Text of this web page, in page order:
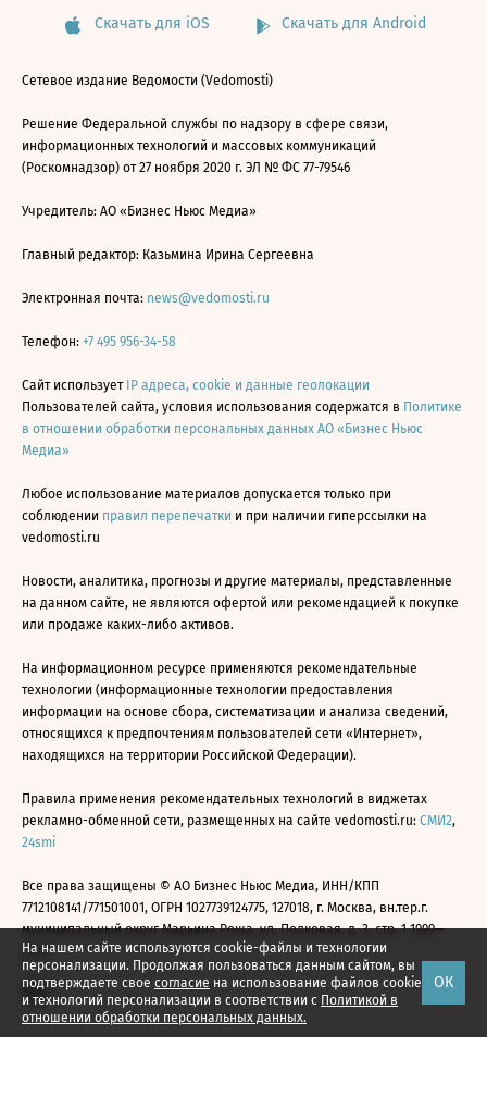
На нашем сайте используются cookie-файлы и технологии
персонализации. Продолжая пользоваться данным сайтом, вы
подтверждаете свое согласие на использование файлов cookie
и технологий персонализации в соответствии с Политикой в
отношении обработки персональных данных.
ОК
Скачать для iOS Скачать для Android
Сетевое издание Ведомости (Vedomosti)
Решение Федеральной службы по надзору в сфере связи,
информационных технологий и массовых коммуникаций
(Роскомнадзор) от 27 ноября 2020 г. ЭЛ № ФС 77-79546
Учредитель: АО «Бизнес Ньюс Медиа»
Главный редактор: Казьмина Ирина Сергеевна
Электронная почта: news@vedomosti.ru
Телефон: +7 495 956-34-58
Сайт использует IP адреса, cookie и данные геолокации
Пользователей сайта, условия использования содержатся в Политике
в отношении обработки персональных данных АО «Бизнес Ньюс
Медиа»
Любое использование материалов допускается только при
соблюдении правил перепечатки и при наличии гиперссылки на
vedomosti.ru
Новости, аналитика, прогнозы и другие материалы, представленные
на данном сайте, не являются офертой или рекомендацией к покупке
или продаже каких-либо активов.
На информационном ресурсе применяются рекомендательные
технологии (информационные технологии предоставления
информации на основе сбора, систематизации и анализа сведений,
относящихся к предпочтениям пользователей сети «Интернет»,
находящихся на территории Российской Федерации).
Правила применения рекомендательных технологий в виджетах
рекламно-обменной сети, размещенных на сайте vedomosti.ru: СМИ2,
24smi
Все права защищены © АО Бизнес Ньюс Медиа, ИНН/КПП
7712108141/771501001, ОГРН 1027739124775, 127018, г. Москва, вн.тер.г.
муниципальный округ Марьина Роща, ул. Полковая, д. 3, стр. 1 1999—
2026